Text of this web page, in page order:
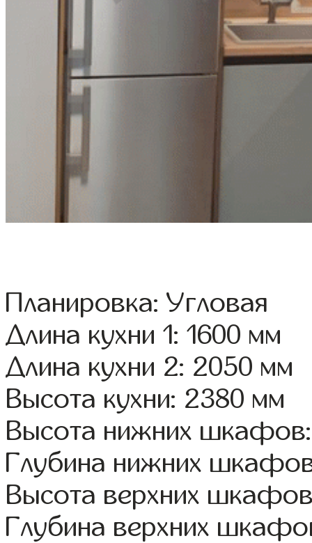
Планировка: Угловая
Длина кухни 1: 1600 мм
Длина кухни 2: 2050 мм
Высота кухни: 2380 мм
Высота нижних
Глубина нижних
Высота верхних
Глубина верхних